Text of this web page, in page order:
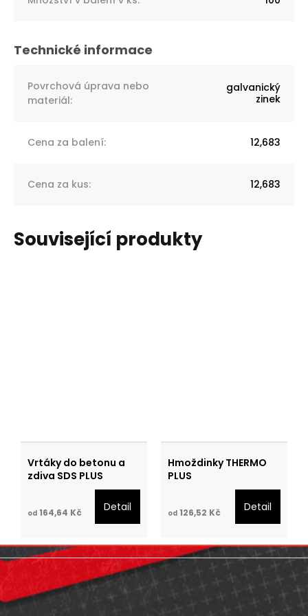
Povrchová úprava nebo
materiál:
galvanický
zinek
Cena za balení: 12,683
Cena za kus: 12,683
Související produkty
Vrtáky do betonu a
zdiva SDS PLUS
od 164,64 Kč Detail
Hmoždinky THERMO
PLUS
od 126,52 Kč Detail
Z
á
p